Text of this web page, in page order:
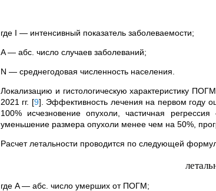
где I — интенсивный показатель заболеваемости;
A — абс. число случаев заболеваний;
N — среднегодовая численность населения.
Локализацию и гистологическую характеристику
2021 гг. [9] . Эффективность лечения на первом году
100% исчезновение опухоли, частичная
уменьшение размера опухоли менее чем на 50%,
Расчет летальности проводится по следующей
где A — абс. число умерших от ПОГМ;